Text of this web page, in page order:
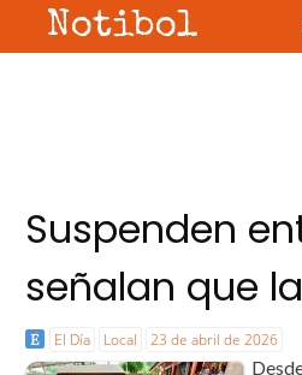
Notibol
Suspenden
señalan que
El Día Local 23 de abril de 2026